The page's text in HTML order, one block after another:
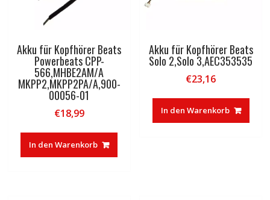
Akku für Kopfhörer Beats
Powerbeats CPP-
566,MHBE2AM/A
MKPP2,MKPP2PA/A,900-
00056-01
€18,99
In den Warenkorb
Akku für Kopfhörer Beats
Solo 2,Solo 3,AEC353535
€23,16
In den Warenkorb